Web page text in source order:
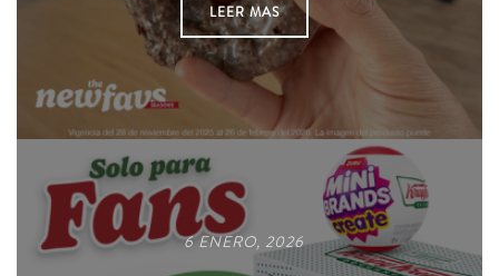
LEER MAS
6 ENERO, 2026